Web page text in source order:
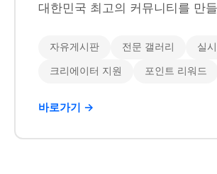
대한민국 최고의 커뮤니티를 만
자유게시판 전문 갤러리 실
크리에이터 지원 포인트 리워드
바로가기 →